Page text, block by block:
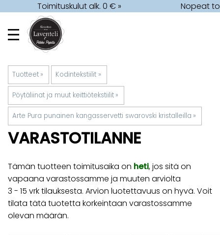
Toimituskulut alk. 0 € » Nopeat
Tuotteet ‪» Kodintekstiilit ‪»
Pöytäliinat ja muut keittiötekstiilit ‪»
Arte Pura punainen kangasservetti swarovski kristalleilla ‪»
VARASTOTILANNE
Tämän tuotteen toimitusaika on heti, jos sitä on
vapaana varastossamme ja muuten arviolta
3 - 15 vrktilauksesta. Arvion luotettavuus on hyvä. Voit
tilata tätä tuotetta korkeintaan varastossamme
olevan määrän.